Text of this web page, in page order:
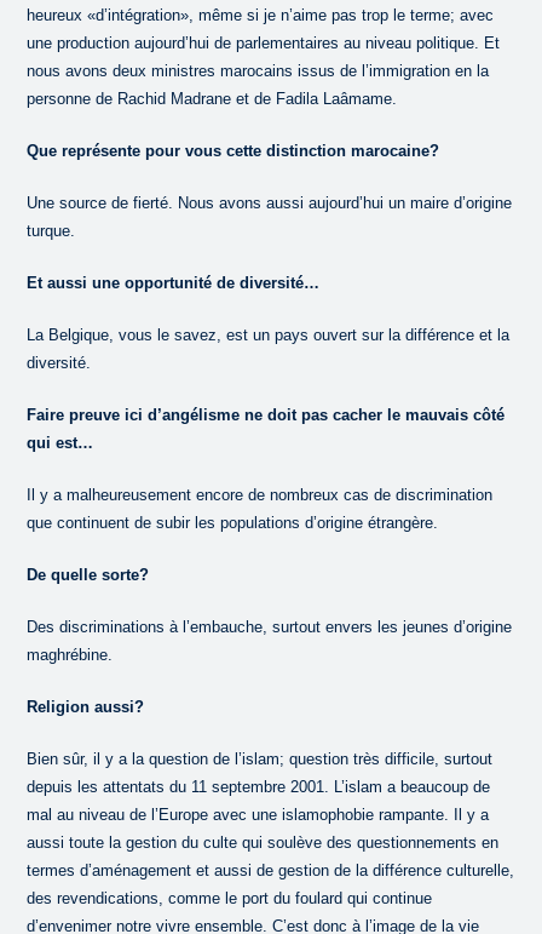
heureux «d’intégration», même si je n’aime pas trop le terme; avec
une production aujourd’hui de parlementaires au niveau politique. Et
nous avons deux ministres marocains issus de l’immigration en la
personne de Rachid Madrane et de Fadila Laâmame.
Que représente pour vous cette distinction marocaine?
Une source de fierté. Nous avons aussi aujourd’hui un maire d’origine
turque.
Et aussi une opportunité de diversité…
La Belgique, vous le savez, est un pays ouvert sur la différence et la
diversité.
Faire preuve ici d’angélisme ne doit pas cacher le mauvais côté
qui est…
Il y a malheureusement encore de nombreux cas de discrimination
que continuent de subir les populations d’origine étrangère.
De quelle sorte?
Des discriminations à l’embauche, surtout envers les jeunes d’origine
maghrébine.
Religion aussi?
Bien sûr, il y a la question de l’islam; question très difficile, surtout
depuis les attentats du 11 septembre 2001. L’islam a beaucoup de
mal au niveau de l’Europe avec une islamophobie rampante. Il y a
aussi toute la gestion du culte qui soulève des questionnements en
termes d’aménagement et aussi de gestion de la différence culturelle,
des revendications, comme le port du foulard qui continue
d’envenimer notre vivre ensemble. C’est donc à l’image de la vie